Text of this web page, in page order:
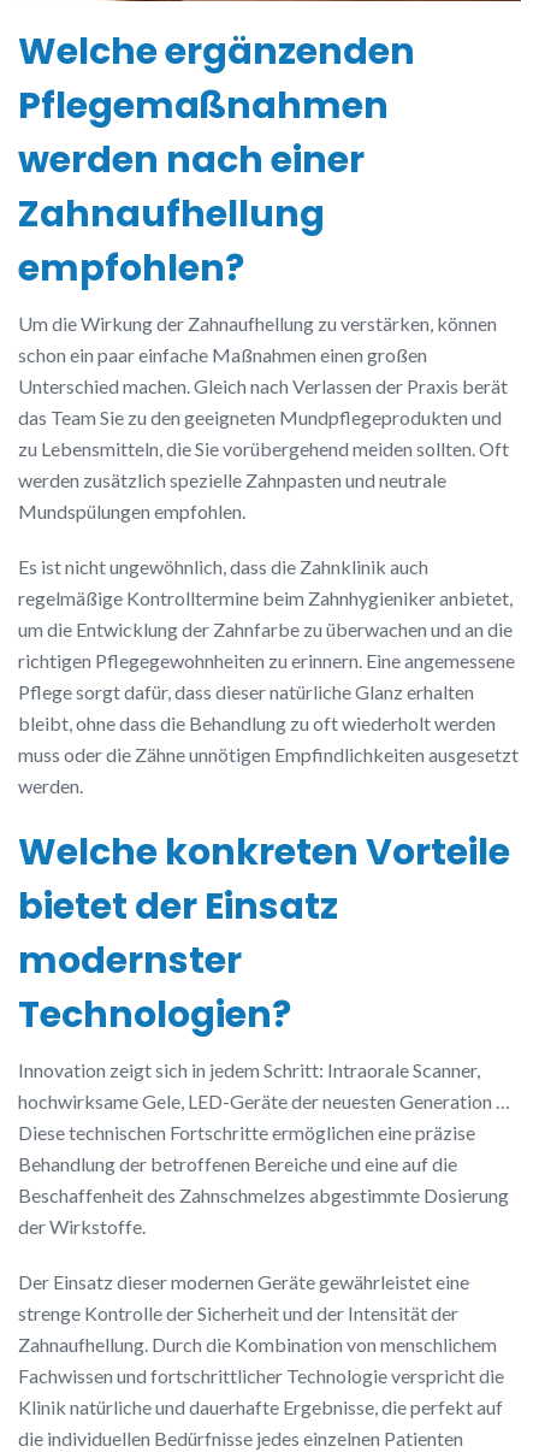
Welche ergänzenden
Pflegemaßnahmen
werden nach einer
Zahnaufhellung
empfohlen?
Um die Wirkung der Zahnaufhellung zu verstärken, können
schon ein paar einfache Maßnahmen einen großen
Unterschied machen. Gleich nach Verlassen der Praxis berät
das Team Sie zu den geeigneten Mundpflegeprodukten und
zu Lebensmitteln, die Sie vorübergehend meiden sollten. Oft
werden zusätzlich spezielle Zahnpasten und neutrale
Mundspülungen empfohlen.
Es ist nicht ungewöhnlich, dass die Zahnklinik auch
regelmäßige Kontrolltermine beim Zahnhygieniker anbietet,
um die Entwicklung der Zahnfarbe zu überwachen und an die
richtigen Pflegegewohnheiten zu erinnern. Eine angemessene
Pflege sorgt dafür, dass dieser natürliche Glanz erhalten
bleibt, ohne dass die Behandlung zu oft wiederholt werden
muss oder die Zähne unnötigen Empfindlichkeiten ausgesetzt
werden.
Welche konkreten Vorteile
bietet der Einsatz
modernster
Technologien?
Innovation zeigt sich in jedem Schritt: Intraorale Scanner,
hochwirksame Gele, LED-Geräte der neuesten Generation …
Diese technischen Fortschritte ermöglichen eine präzise
Behandlung der betroffenen Bereiche und eine auf die
Beschaffenheit des Zahnschmelzes abgestimmte Dosierung
der Wirkstoffe.
Der Einsatz dieser modernen Geräte gewährleistet eine
strenge Kontrolle der Sicherheit und der Intensität der
Zahnaufhellung. Durch die Kombination von menschlichem
Fachwissen und fortschrittlicher Technologie verspricht die
Klinik natürliche und dauerhafte Ergebnisse, die perfekt auf
die individuellen Bedürfnisse jedes einzelnen Patienten